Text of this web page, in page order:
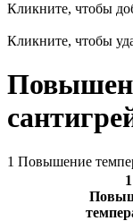
Кликните, чтобы
Кликните, чтобы
1 Повышение
1